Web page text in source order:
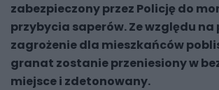
zabezpieczony przez Policję do
przybycia saperów. Ze względu
zagrożenie dla mieszkańców
granat zostanie przeniesiony w
miejsce i zdetonowany.